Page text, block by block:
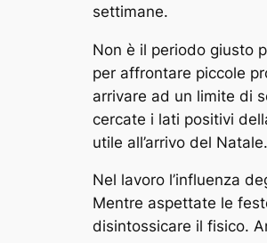
settimane.
Non è il periodo giusto
per affrontare piccole
arrivare ad un limite di
cercate i lati positivi
utile all’arrivo del Natale.
Nel lavoro l’influenza
Mentre aspettate le
disintossicare il fisico.